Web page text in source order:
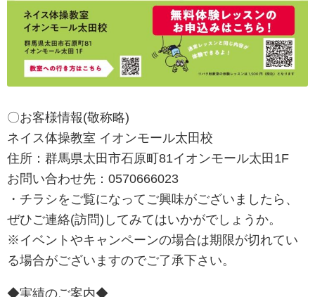
〇お客様情報(敬称略)
ネイス体操教室 イオンモール太田校
住所：群馬県太田市石原町81イオンモール太田1F
お問い合わせ先：0570666023
・チラシをご覧になってご興味がございましたら、
ぜひご連絡(訪問)してみてはいかがでしょうか。
※イベントやキャンペーンの場合は期限が切れてい
る場合がございますのでご了承下さい。
◆実績のご案内◆